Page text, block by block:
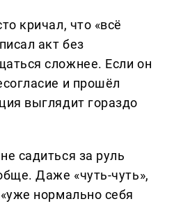
кричал, что «всё
акт без
сложнее. Если он
и прошёл
выглядит гораздо
садиться за руль
Даже «чуть-чуть»,
нормально себя